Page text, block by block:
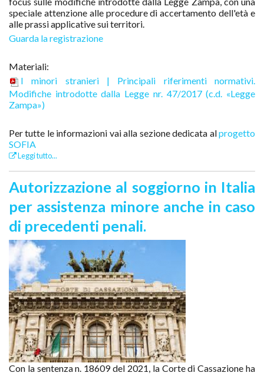
speciale attenzione alle procedure di accertamento dell'età e
alle prassi applicative sui territori.
Guarda la registrazione
Materiali:
I minori stranieri | Principali riferimenti normativi.
Modifiche introdotte dalla Legge nr. 47/2017 (c.d. «Legge
Zampa»)
Per tutte le informazioni vai alla sezione dedicata alprogetto
SOFIA
Leggi tutto...
Autorizzazione al soggiorno in Italia
per assistenza minore anche in caso
di precedenti penali.
Con la sentenza n. 18609 del 2021, la Corte di Cassazione ha